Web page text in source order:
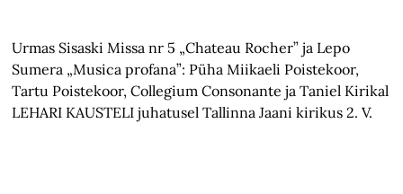
Urmas Sisaski Missa nr 5 „Chateau Rocher” ja Lepo
Sumera „Musica profana”: Püha Miikaeli Poistekoor,
Tartu Poistekoor, Collegium Consonante ja Taniel Kirikal
LEHARI KAUSTELI juhatusel Tallinna Jaani kirikus 2. V.